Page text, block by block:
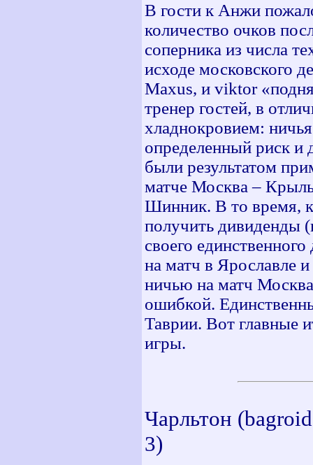
В гости к Анжи
количество очков
соперника из числа
исходе московского
Maxus, и viktor
тренер гостей, в
хладнокровием:
определенный риск и
были результатом
матче Москва –
Шинник. В то время,
получить дивиденды
своего
на матч в Ярославле
ничью на матч
ошибкой.
Таврии. Вот главные
игры.
Чарльтон
3)